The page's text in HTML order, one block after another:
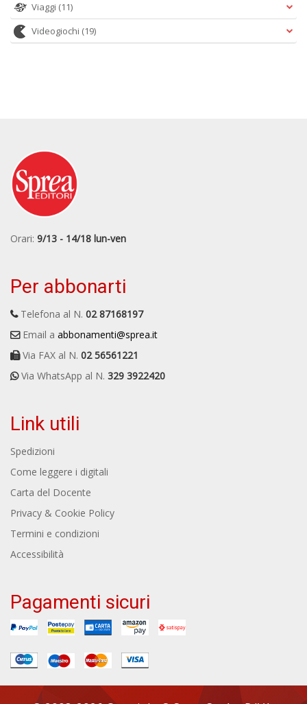
Viaggi (11)
Videogiochi (19)
Orari: 9/13 - 14/18 lun-ven
Per abbonarti
Telefona al N. 02 87168197
Email a abbonamenti@sprea.it
Via FAX al N. 02 56561221
Via WhatsApp al N. 329 3922420
Link utili
Spedizioni
Come leggere i digitali
Carta del Docente
Privacy & Cookie Policy
Termini e condizioni
Accessibilità
Pagamenti sicuri